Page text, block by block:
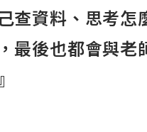
查資料、思考怎
最後也都會與老